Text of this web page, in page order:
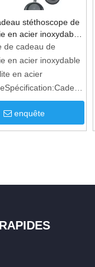
stéthoscope de
en acier inoxydable
de cadeau de
en acier inoxydable
en acier
1.Cardiologie
3 Type Tête: Adulte,
enquête